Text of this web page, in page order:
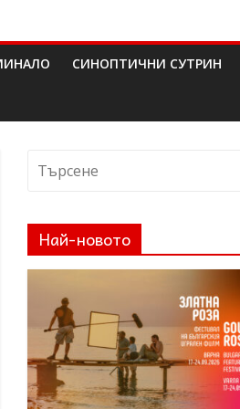
СИНОПТИЧНИ СУТРИН
Най-новото